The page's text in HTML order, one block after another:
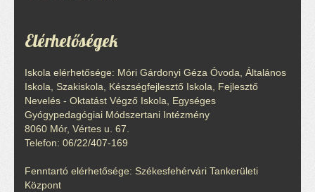
Elérhetőségek
Iskola elérhetősége: Móri Gárdonyi Géza Óvoda, Általános
Iskola, Szakiskola, Készségfejlesztő Iskola, Fejlesztő
Nevelés - Oktatást Végző Iskola, Egységes
Gyógypedagógiai Módszertani Intézmény
8060 Mór, Vértes u. 67.
Telefon: 06/22/407-169
Fenntartó elérhetősége: Székesfehérvári Tankerületi
Központ